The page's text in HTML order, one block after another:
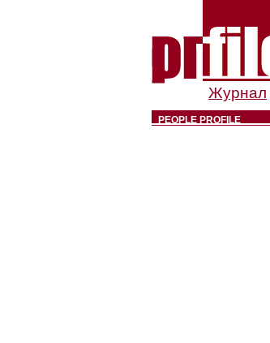
Журнал
PEOPLE PROFILE